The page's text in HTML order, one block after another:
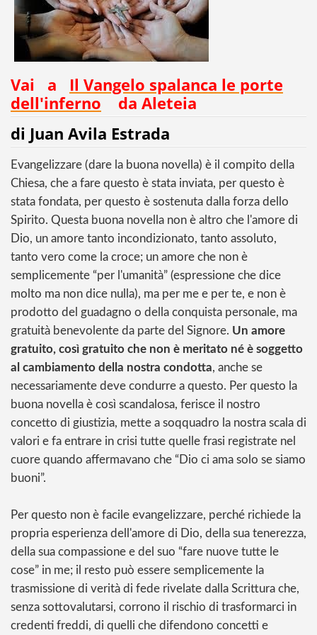
Vai a Il Vangelo spalanca le porte
dell'inferno da Aleteia
di Juan Avila Estrada
Evangelizzare (dare la buona novella) è il compito della
Chiesa, che a fare questo è stata inviata, per questo è
stata fondata, per questo è sostenuta dalla forza dello
Spirito. Questa buona novella non è altro che l'amore di
Dio, un amore tanto incondizionato, tanto assoluto,
tanto vero come la croce; un amore che non è
semplicemente “per l'umanità” (espressione che dice
molto ma non dice nulla), ma per me e per te, e non è
prodotto del guadagno o della conquista personale, ma
gratuità benevolente da parte del Signore. Un amore
gratuito, così gratuito che non è meritato né è soggetto
al cambiamento della nostra condotta, anche se
necessariamente deve condurre a questo. Per questo la
buona novella è così scandalosa, ferisce il nostro
concetto di giustizia, mette a soqquadro la nostra scala di
valori e fa entrare in crisi tutte quelle frasi registrate nel
cuore quando affermavano che “Dio ci ama solo se siamo
buoni”.
Per questo non è facile evangelizzare, perché richiede la
propria esperienza dell'amore di Dio, della sua tenerezza,
della sua compassione e del suo “fare nuove tutte le
cose” in me; il resto può essere semplicemente la
trasmissione di verità di fede rivelate dalla Scrittura che,
senza sottovalutarsi, corrono il rischio di trasformarci in
credenti freddi, di quelli che difendono concetti e